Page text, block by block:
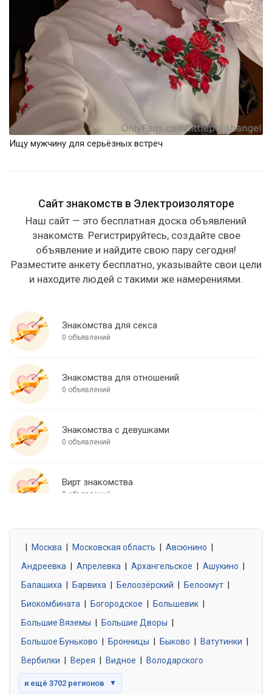
Ищу мужчину для серьёзных встреч
Сайт знакомств в Электроизоляторе
Наш сайт — это бесплатная доска объявлений
знакомств. Регистрируйтесь, создайте свое
объявление и найдите свою пару сегодня!
Разместите анкету бесплатно, указывайте свои цели
и находите людей с такими же намерениями.
Знакомства для секса
0 объявлений
Знакомства для отношений
0 объявлений
Знакомства с девушками
0 объявлений
Вирт знакомства
0 объявлений
0 объявлений
Знакомства без обязательств
0 объявлений
Москва Московская область Авсюнино
Андреевка
Апрелевка Архангельское Ашукино
Балашиха
Барвиха Белоозёрский Белоомут
Биокомбината
Богородское Большевик
Большие Вяземы
Большие Дворы
Большое Буньково
Бронницы Быково Ватутинки
Вербилки
Верея Видное Володарского
и ещё 3702 регионов ▼